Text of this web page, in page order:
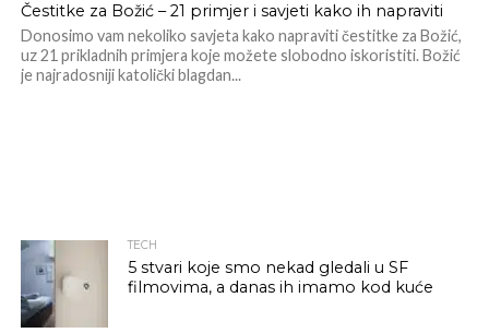
Čestitke za Božić – 21 primjer i savjeti kako ih napraviti
Donosimo vam nekoliko savjeta kako napraviti čestitke za Božić,
uz 21 prikladnih primjera koje možete slobodno iskoristiti. Božić
je najradosniji katolički blagdan...
TECH
5 stvari koje smo nekad gledali u SF
filmovima, a danas ih imamo kod kuće